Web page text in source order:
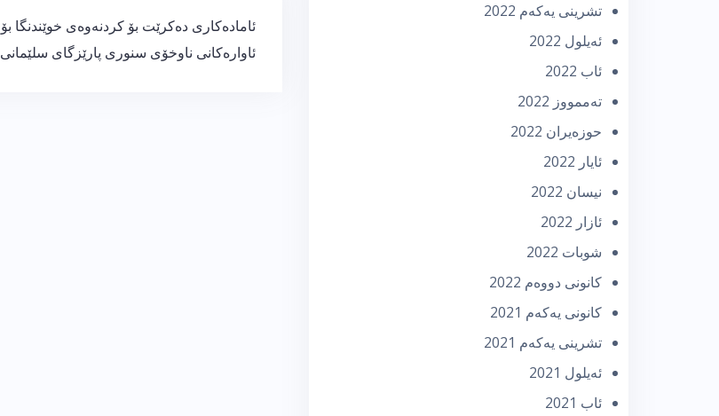
ڕێدۆزیی
بابەت
ئامادەكاری دەكرێت بۆ كردنەوەی خوێندنگا بۆ
ئاوارەكانی ناوخۆى سنوری پارێزگای سلێمانی
تشرینی یه‌كه‌م 2022
ئه‌یلول 2022
ئاب 2022
تەممووز 2022
حوزه‌یران 2022
ئایار 2022
نیسان 2022
ئازار 2022
شوبات 2022
كانونی دووه‌م 2022
كانونی یه‌كه‌م 2021
تشرینی یه‌كه‌م 2021
ئه‌یلول 2021
ئاب 2021